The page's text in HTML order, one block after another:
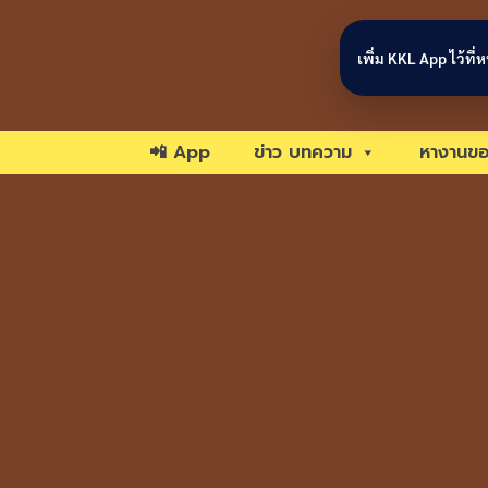
📲 App ข่าว บทความ หางานข
เพิ่ม KKL App ไว้